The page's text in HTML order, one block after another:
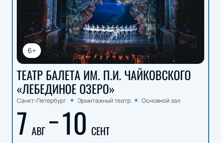
6+
ТЕАТР БАЛЕТА ИМ. П.И. ЧАЙКОВСКОГО
«ЛЕБЕДИНОЕ ОЗЕРО»
Санкт-Петербург Эрмитажный театр Основной зал
7 АВГ 10 СЕНТ